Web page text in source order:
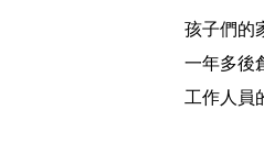
孩子們的
一年多後
工作人員